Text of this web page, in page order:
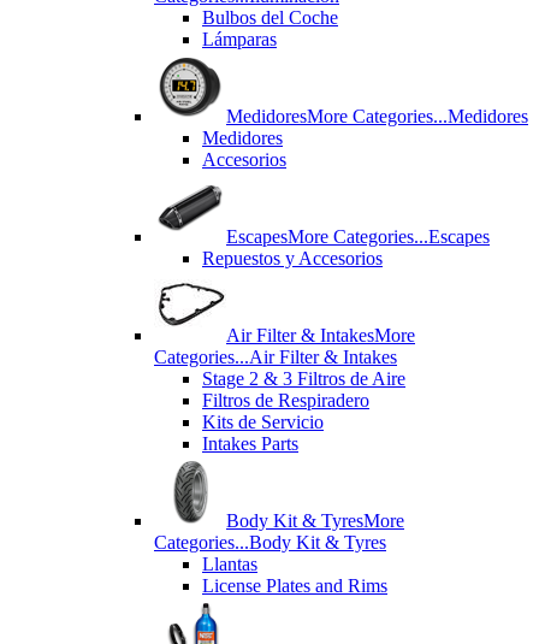
Bulbos del Coche
Lámparas
MedidoresMore Categories...Medidores
Medidores
Accesorios
EscapesMore Categories...Escapes
Repuestos y Accesorios
Air Filter & IntakesMore
Categories...Air Filter & Intakes
Stage 2 & 3 Filtros de Aire
Filtros de Respiradero
Kits de Servicio
Intakes Parts
Body Kit & TyresMore
Categories...Body Kit & Tyres
Llantas
License Plates and Rims